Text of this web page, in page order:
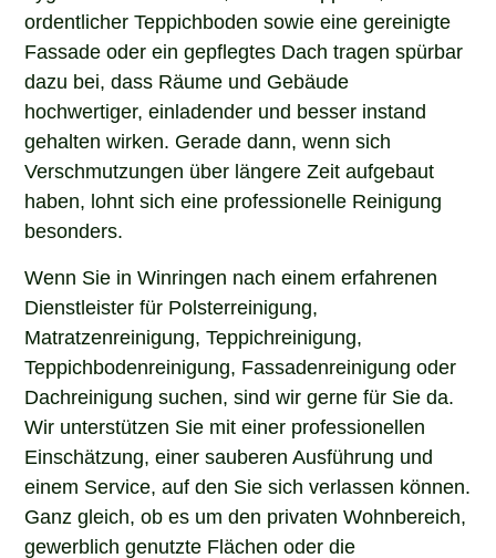
ordentlicher Teppichboden sowie eine gereinigte
Fassade oder ein gepflegtes Dach tragen spürbar
dazu bei, dass Räume und Gebäude
hochwertiger, einladender und besser instand
gehalten wirken. Gerade dann, wenn sich
Verschmutzungen über längere Zeit aufgebaut
haben, lohnt sich eine professionelle Reinigung
besonders.
Wenn Sie in Winringen nach einem erfahrenen
Dienstleister für Polsterreinigung,
Matratzenreinigung, Teppichreinigung,
Teppichbodenreinigung, Fassadenreinigung oder
Dachreinigung suchen, sind wir gerne für Sie da.
Wir unterstützen Sie mit einer professionellen
Einschätzung, einer sauberen Ausführung und
einem Service, auf den Sie sich verlassen können.
Ganz gleich, ob es um den privaten Wohnbereich,
gewerblich genutzte Flächen oder die